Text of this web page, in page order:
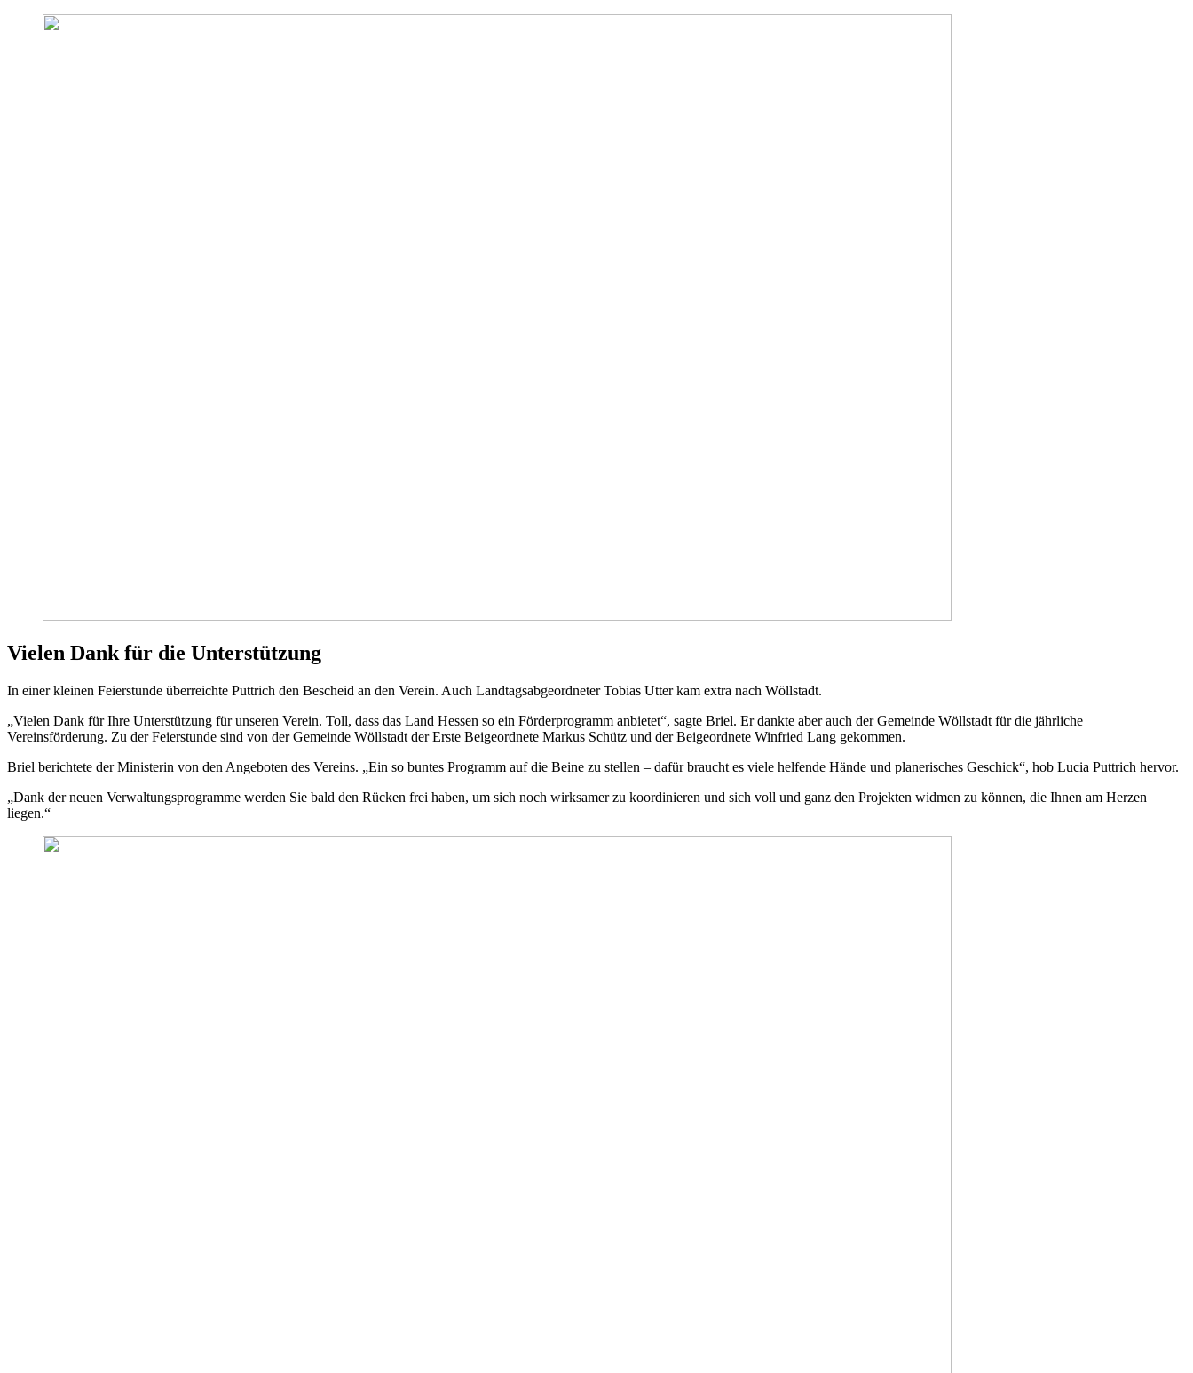
Vielen Dank für die Unterstützung
In einer kleinen Feierstunde überreichte Puttrich den Bescheid an den Verein. Auch Landtagsabgeordneter Tobias Utter kam extra nach Wöllstadt.
„Vielen Dank für Ihre Unterstützung für unseren Verein. Toll, dass das Land Hessen so ein Förderprogramm anbietet“, sagte Briel. Er dankte aber auch der Gemeinde Wöllstadt für die jährliche
Vereinsförderung. Zu der Feierstunde sind von der Gemeinde Wöllstadt der Erste Beigeordnete Markus Schütz und der Beigeordnete Winfried Lang gekommen.
Briel berichtete der Ministerin von den Angeboten des Vereins. „Ein so buntes Programm auf die Beine zu stellen – dafür braucht es viele helfende Hände und planerisches Geschick“, hob Lucia Puttrich hervor.
„Dank der neuen Verwaltungsprogramme werden Sie bald den Rücken frei haben, um sich noch wirksamer zu koordinieren und sich voll und ganz den Projekten widmen zu können, die Ihnen am Herzen
liegen.“